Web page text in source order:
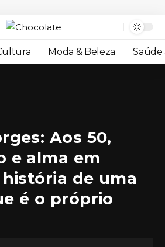
Moda & Beleza Saúde
Aos 50,
e alma em
de uma
é o próprio